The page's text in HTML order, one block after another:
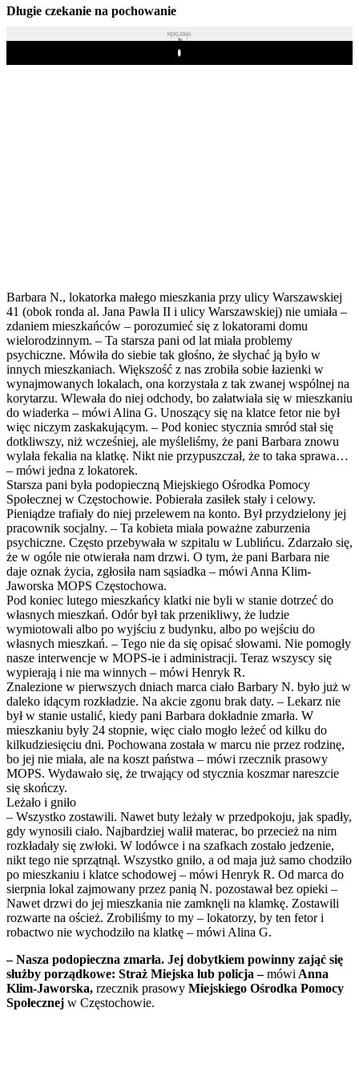
Długie czekanie na pochowanie
REKLAMA
Play
Barbara N., lokatorka małego mieszkania przy ulicy Warszawskiej
41 (obok ronda al. Jana Pawła II i ulicy Warszawskiej) nie umiała –
zdaniem mieszkańców – porozumieć się z lokatorami domu
wielorodzinnym. – Ta starsza pani od lat miała problemy
psychiczne. Mówiła do siebie tak głośno, że słychać ją było w
innych mieszkaniach. Większość z nas zrobiła sobie łazienki w
wynajmowanych lokalach, ona korzystała z tak zwanej wspólnej na
korytarzu. Wlewała do niej odchody, bo załatwiała się w mieszkaniu
do wiaderka – mówi Alina G. Unoszący się na klatce fetor nie był
więc niczym zaskakującym. – Pod koniec stycznia smród stał się
dotkliwszy, niż wcześniej, ale myśleliśmy, że pani Barbara znowu
wylała fekalia na klatkę. Nikt nie przypuszczał, że to taka sprawa…
– mówi jedna z lokatorek.
Starsza pani była podopieczną Miejskiego Ośrodka Pomocy
Społecznej w Częstochowie. Pobierała zasiłek stały i celowy.
Pieniądze trafiały do niej przelewem na konto. Był przydzielony jej
pracownik socjalny. – Ta kobieta miała poważne zaburzenia
psychiczne. Często przebywała w szpitalu w Lublińcu. Zdarzało się,
że w ogóle nie otwierała nam drzwi. O tym, że pani Barbara nie
daje oznak życia, zgłosiła nam sąsiadka – mówi Anna Klim-
Jaworska MOPS Częstochowa.
Pod koniec lutego mieszkańcy klatki nie byli w stanie dotrzeć do
własnych mieszkań. Odór był tak przenikliwy, że ludzie
wymiotowali albo po wyjściu z budynku, albo po wejściu do
własnych mieszkań. – Tego nie da się opisać słowami. Nie pomogły
nasze interwencje w MOPS-ie i administracji. Teraz wszyscy się
wypierają i nie ma winnych – mówi Henryk R.
Znalezione w pierwszych dniach marca ciało Barbary N. było już w
daleko idącym rozkładzie. Na akcie zgonu brak daty. – Lekarz nie
był w stanie ustalić, kiedy pani Barbara dokładnie zmarła. W
mieszkaniu były 24 stopnie, więc ciało mogło leżeć od kilku do
kilkudziesięciu dni. Pochowana została w marcu nie przez rodzinę,
bo jej nie miała, ale na koszt państwa – mówi rzecznik prasowy
MOPS. Wydawało się, że trwający od stycznia koszmar nareszcie
się skończy.
Leżało i gniło
– Wszystko zostawili. Nawet buty leżały w przedpokoju, jak spadły,
gdy wynosili ciało. Najbardziej walił materac, bo przecież na nim
rozkładały się zwłoki. W lodówce i na szafkach zostało jedzenie,
nikt tego nie sprzątnął. Wszystko gniło, a od maja już samo chodziło
po mieszkaniu i klatce schodowej – mówi Henryk R. Od marca do
sierpnia lokal zajmowany przez panią N. pozostawał bez opieki –
Nawet drzwi do jej mieszkania nie zamknęli na klamkę. Zostawili
rozwarte na oścież. Zrobiliśmy to my – lokatorzy, by ten fetor i
robactwo nie wychodziło na klatkę – mówi Alina G.
– Nasza podopieczna zmarła. Jej dobytkiem powinny zająć się
służby porządkowe: Straż Miejska lub policja –mówi Anna
Klim-Jaworska, rzecznik prasowy Miejskiego Ośrodka Pomocy
Społecznej w Częstochowie.